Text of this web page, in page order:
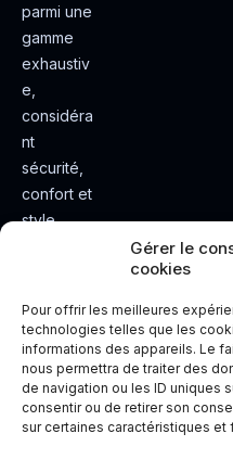
Gérer le
cookies
Pour offrir les meilleures
technologies telles que les
informations des appareils. Le
nous permettra de traiter des
de navigation ou les ID uniques
consentir ou de retirer son
sur certaines caractéristiques et
parmi une
gamme
exhaustiv
e,
considéra
nt
sécurité,
confort et
style.
e de
conduite
plus sûre
et plus
agréable.